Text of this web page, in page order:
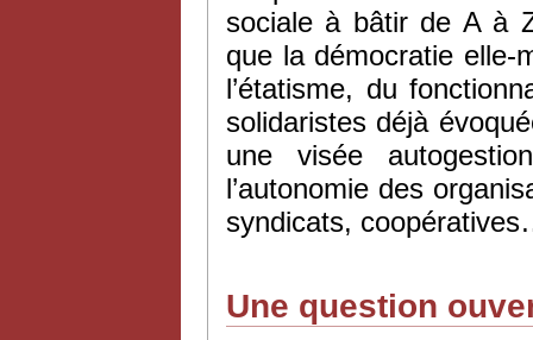
sociale à bâtir de A à
que la démocratie
l’étatisme, du
solidaristes déjà
une visée
l’autonomie des
syndicats,
Une question